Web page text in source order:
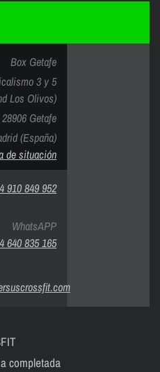
Box Getafe
3 y 5
Los Olivos)
28906 Getafe
(España)
de situación
910 849 952
WhatsAPP
640 835 165
completada